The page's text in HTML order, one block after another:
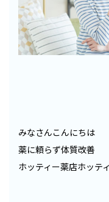
みなさんこんにちは
薬に頼らず体質改善
ホッティー薬店ホッテ